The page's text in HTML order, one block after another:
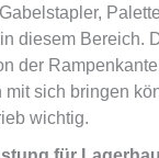
diesem Bereich.
der
sich bringen
wichtig.